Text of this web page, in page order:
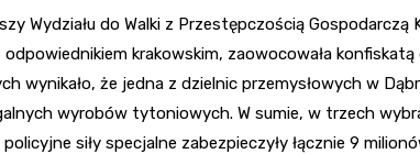
Wydziału do Walki z Przestępczością Gospodarczą
krakowskim, zaowocowała
wynikało, że jedna z dzielnic przemysłowych w
wyrobów tytoniowych. W sumie, w trzech
siły specjalne zabezpieczyły łącznie 9